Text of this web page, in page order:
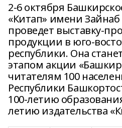
2-6 октября
«Китап» имени
проведет выставку-
продукции в юго-
республики. Она
этапом акции
читателям 100
Республики
100-летию
летию издательства